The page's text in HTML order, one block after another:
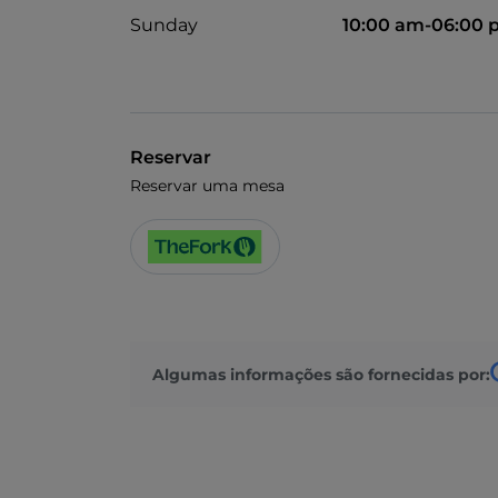
Sunday
10:00 am-06:00
Reservar
Reservar uma mesa
Algumas informações são fornecidas por: